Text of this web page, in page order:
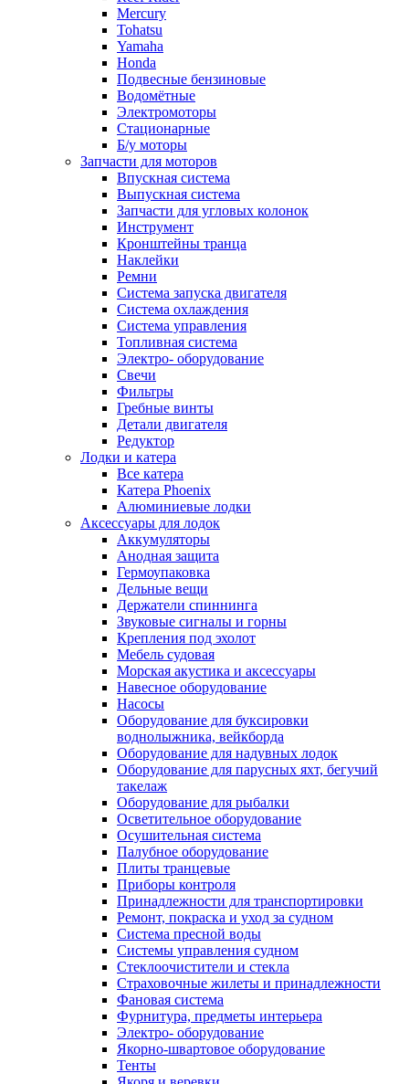
Mercury
Tohatsu
Yamaha
Honda
Подвесные бензиновые
Водомётные
Электромоторы
Стационарные
Б/у моторы
Запчасти для моторов
Впускная система
Выпускная система
Запчасти для угловых колонок
Инструмент
Кронштейны транца
Наклейки
Ремни
Система запуска двигателя
Система охлаждения
Система управления
Топливная система
Электро- оборудование
Свечи
Фильтры
Гребные винты
Детали двигателя
Редуктор
Лодки и катера
Все катера
Катера Phoenix
Алюминиевые лодки
Аксессуары для лодок
Аккумуляторы
Анодная защита
Гермоупаковка
Дельные вещи
Держатели спиннинга
Звуковые сигналы и горны
Крепления под эхолот
Мебель судовая
Морская акустика и аксессуары
Навесное оборудование
Насосы
Оборудование для буксировки
воднолыжника, вейкборда
Оборудование для надувных лодок
Оборудование для парусных яхт, бегучий
такелаж
Оборудование для рыбалки
Осветительное оборудование
Осушительная система
Палубное оборудование
Плиты транцевые
Приборы контроля
Принадлежности для транспортировки
Ремонт, покраска и уход за судном
Система пресной воды
Системы управления судном
Стеклоочистители и стекла
Страховочные жилеты и принадлежности
Фановая система
Фурнитура, предметы интерьера
Электро- оборудование
Якорно-швартовое оборудование
Тенты